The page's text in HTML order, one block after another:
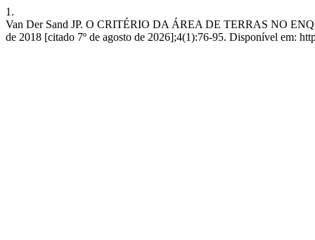
1.
Van Der Sand JP. O CRITÉRIO DA ÁREA DE TERRAS NO
de 2018 [citado 7º de agosto de 2026];4(1):76-95. Disponível em: